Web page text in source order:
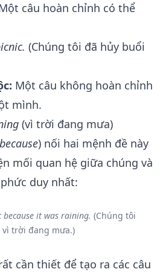
câu hoàn chỉnh có thể
(Chúng tôi đã hủy buổi
Một câu không hoàn chỉnh
mình.
(vì trời đang mưa)
because) nối hai mệnh đề này
mối quan hệ giữa chúng và
duy nhất:
because it was raining. (Chúng tôi
trời đang mưa.)
cần thiết để tạo ra các câu